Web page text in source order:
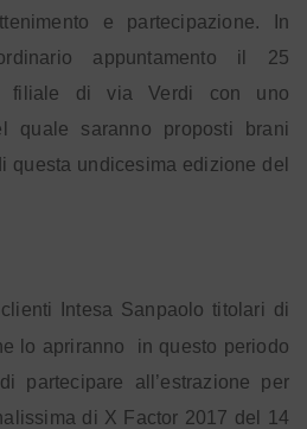
e partecipazione. In
appuntamento il 25
filiale di via Verdi con uno
quale saranno proposti brani
questa undicesima edizione del
Intesa Sanpaolo titolari di
lo apriranno
in questo periodo
partecipare all’estrazione per
di X Factor 2017 del 14